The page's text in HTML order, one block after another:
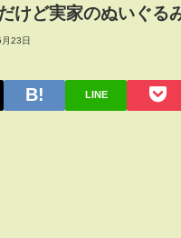
けど実家のぬいぐる
23日
LINE